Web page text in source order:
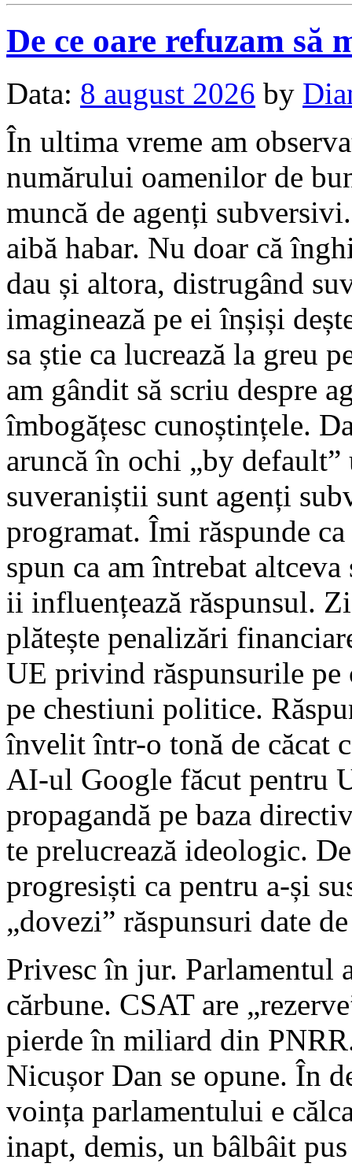
De ce oare refuzam
Data: 8 august 2026 by
În ultima vreme am
numărului oamenilor de
muncă de agenți
aibă habar. Nu doar că
dau și altora, distrugând
imaginează pe ei înșiși
sa știe ca lucrează la greu
am gândit să scriu despre
îmbogățesc cunoștințele.
aruncă în ochi „by
suveraniștii sunt agenți
programat. Îmi răspunde
spun ca am întrebat
ii influențează răspunsul.
plătește penalizări
UE privind răspunsurile pe
pe chestiuni politice.
învelit într-o tonă de căcat
AI-ul Google făcut pentru
propagandă pe baza
te prelucrează ideologic.
progresiști ca pentru a-și
„dovezi” răspunsuri date
Privesc în jur. Parlamentul
cărbune. CSAT are
pierde în miliard din
Nicușor Dan se opune. În
voința parlamentului e
inapt, demis, un bâlbâit